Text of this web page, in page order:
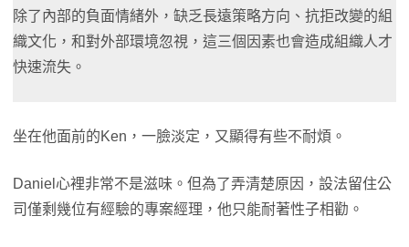
除了內部的負面情緒外，缺乏長遠策略方向、抗拒改變的組
織文化，和對外部環境忽視，這三個因素也會造成組織人才
快速流失。
坐在他面前的Ken，一臉淡定，又顯得有些不耐煩。
Daniel心裡非常不是滋味。但為了弄清楚原因，設法留住公
司僅剩幾位有經驗的專案經理，他只能耐著性子相勸。